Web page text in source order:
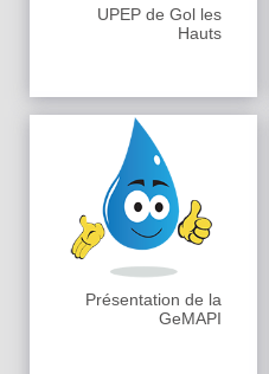
UPEP de Gol les
Hauts
Présentation de la
GeMAPI